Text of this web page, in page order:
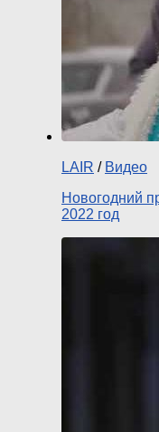
LAIR / Видео
Новогодний
2022 год